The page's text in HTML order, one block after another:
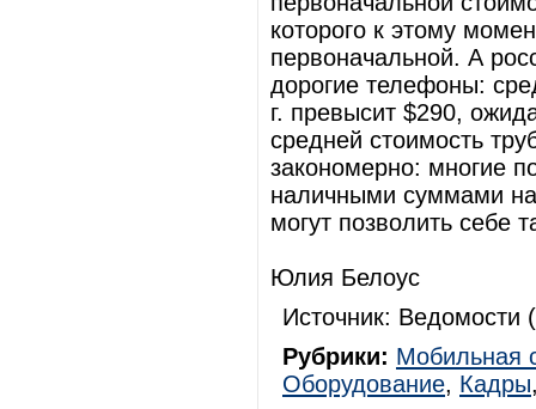
которого к этому
первоначальной. А
дорогие телефоны:
г. превысит $290,
средней стоимость
закономерно: многие
наличными суммами
могут позволить себе
Юлия Белоус
Источник: Ведомости (
Рубрики: Мобильная
Оборудование, Кадры